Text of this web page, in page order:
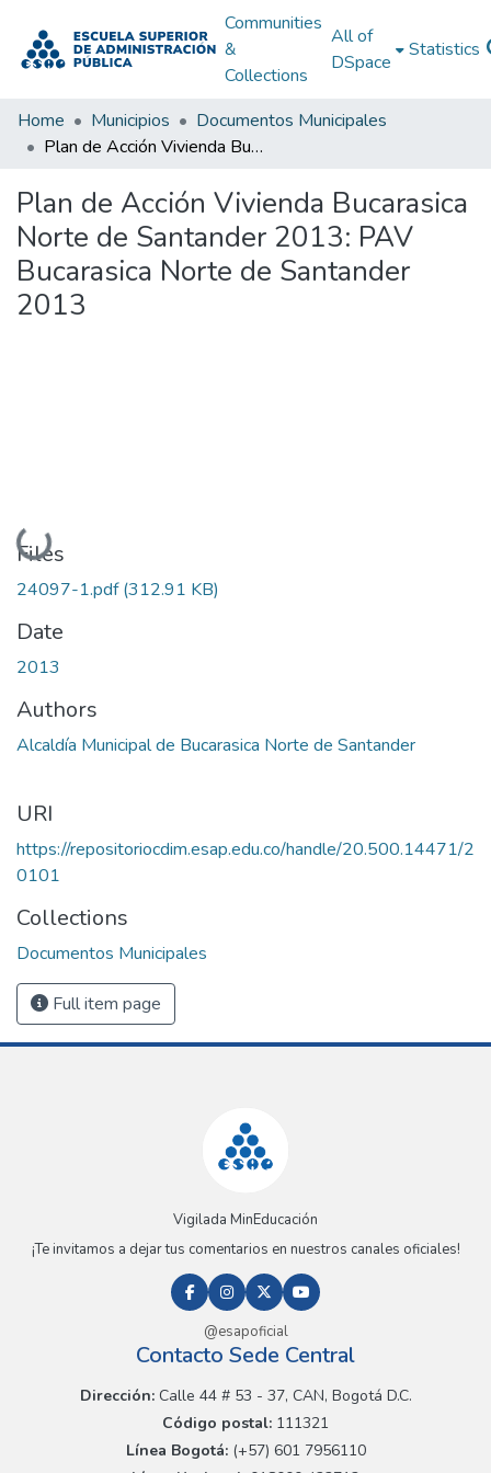
Communities
&
Collections
All of
DSpace
Statistics
Home Municipios
Documentos Municipales
Plan de Acción Vivienda Bucarasica Norte de Santander 2013: PAV Bucarasica Norte de Santander 2013
Plan de Acción Vivienda Bucarasica
Norte de Santander 2013: PAV
Bucarasica Norte de Santander
2013
Loading...
Files
24097-1.pdf(312.91 KB)
Date
2013
Authors
Alcaldía Municipal de Bucarasica Norte de Santander
URI
https://repositoriocdim.esap.edu.co/handle/20.500.14471/2
0101
Collections
Documentos Municipales
Full item page
Vigilada MinEducación
¡Te invitamos a dejar tus comentarios en nuestros canales oficiales!
@esapoficial
Contacto Sede Central
Dirección:Calle 44 # 53 - 37, CAN, Bogotá D.C.
Código postal: 111321
Línea Bogotá:(+57) 601 7956110